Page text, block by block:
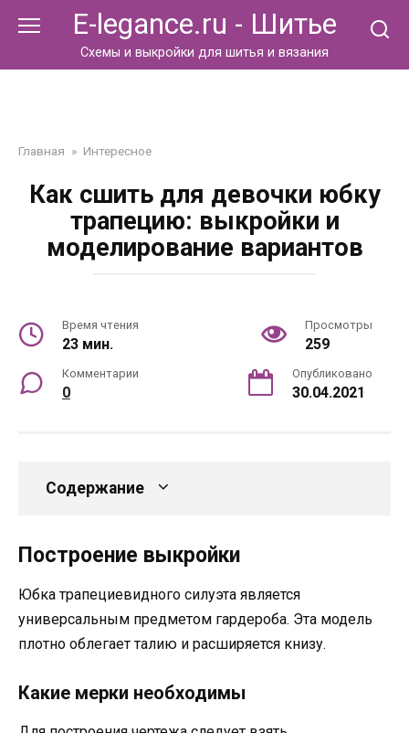
E-legance.ru - Шитье
Схемы и выкройки для шитья и вязания
Главная » Интересное
Как сшить для девочки юбку
трапецию: выкройки и
моделирование вариантов
Время чтения
23 мин.
Просмотры
259
Комментарии
0
Опубликовано
30.04.2021
Содержание
Построение выкройки
Юбка трапециевидного силуэта является
универсальным предметом гардероба. Эта модель
плотно облегает талию и расширяется книзу.
Какие мерки необходимы